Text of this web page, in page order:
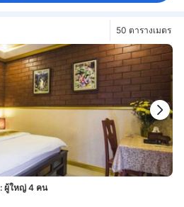
50 ตารางเมตร
ผู้ใหญ่ 4 คน